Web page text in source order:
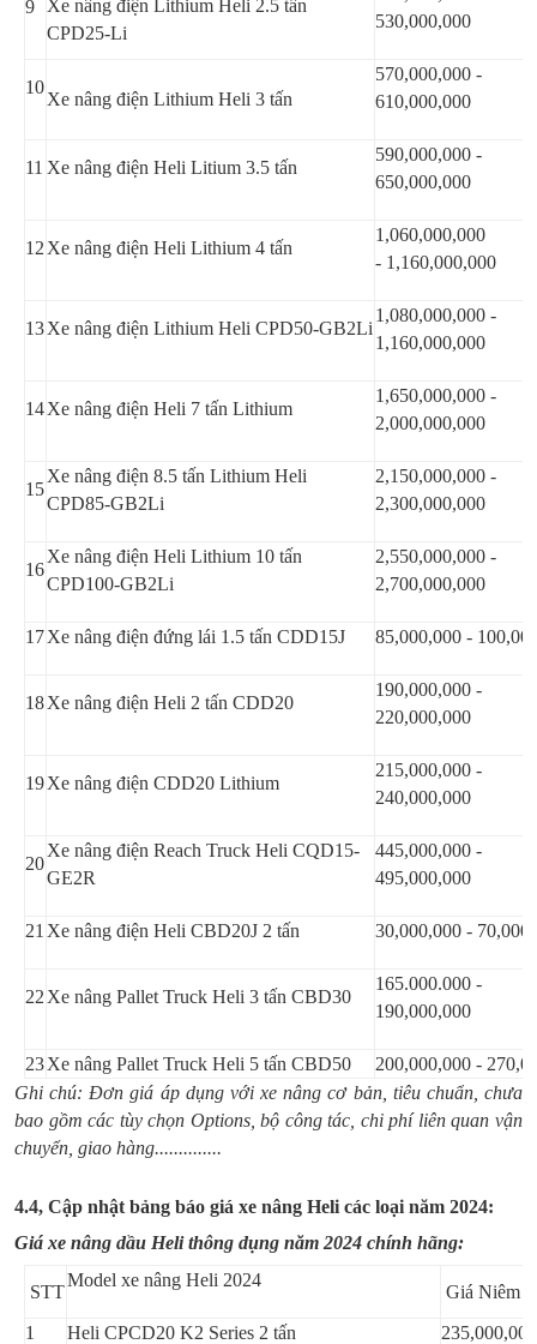
9
Xe nâng điện Lithium Heli 2.5 tấn
CPD25-Li
530,000,000
10
Xe nâng điện Lithium Heli 3 tấn
570,000,000 -
610,000,000
11 Xe nâng điện Heli Litium 3.5 tấn
590,000,000 -
650,000,000
12 Xe nâng điện Heli Lithium 4 tấn
1,060,000,000
- 1,160,000,000
13Xe nâng điện Lithium Heli CPD50-GB2Li
1,080,000,000 -
1,160,000,000
14Xe nâng điện Heli 7 tấn Lithium
1,650,000,000 -
2,000,000,000
15
Xe nâng điện 8.5 tấn Lithium Heli
CPD85-GB2Li
2,150,000,000 -
2,300,000,000
16
Xe nâng điện Heli Lithium 10 tấn
CPD100-GB2Li
2,550,000,000 -
2,700,000,000
17Xe nâng điện đứng lái 1.5 tấn CDD15J 85,000,000 -
18Xe nâng điện Heli 2 tấn CDD20
190,000,000 -
220,000,000
19Xe nâng điện CDD20 Lithium
215,000,000 -
240,000,000
20
Xe nâng điện Reach Truck Heli CQD15-
GE2R
445,000,000 -
495,000,000
21 Xe nâng điện Heli CBD20J 2 tấn 30,000,000 -
22 Xe nâng Pallet Truck Heli 3 tấn CBD30
165.000.000 -
190,000,000
23Xe nâng Pallet Truck Heli 5 tấn CBD50
200,000,000 -
Ghi chú: Đơn giá áp dụng với xe nâng cơ bản, tiêu chuẩn, chưa
bao gồm các tùy chọn Options, bộ công tác, chi phí liên quan vận
chuyển, giao hàng..............
4.4, Cập nhật bảng báo giá xe nâng Heli các loại năm 2024:
Giá xe nâng dầu Heli thông dụng năm 2024 chính hãng:
STT
Model xe nâng Heli 2024
Giá Niêm
1
Heli CPCD20 K2 Series 2 tấn